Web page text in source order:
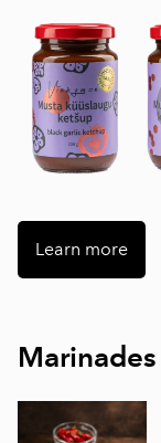
Learn more
Marinades